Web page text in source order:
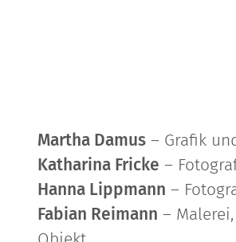
Martha Damus – Grafik
Katharina Fricke –
Hanna Lippmann –
Fabian Reimann –